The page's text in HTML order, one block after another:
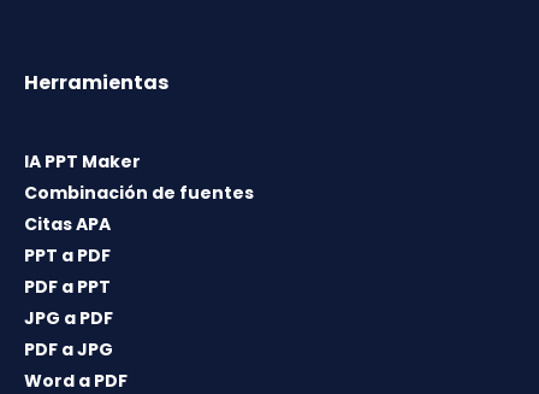
Herramientas
IA PPT Maker
Combinación de fuentes
Citas APA
PPT a PDF
PDF a PPT
JPG a PDF
PDF a JPG
Word a PDF